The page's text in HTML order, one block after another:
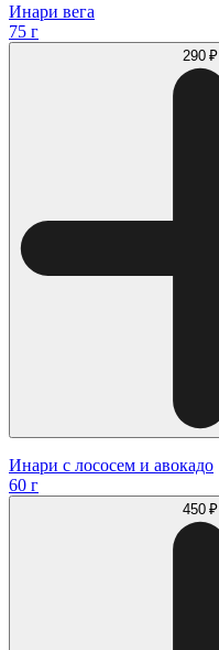
Инари вега
75 г
290 ₽
Инари с лососем и авокадо
60 г
450 ₽